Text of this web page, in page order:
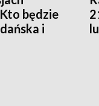
będzie
i